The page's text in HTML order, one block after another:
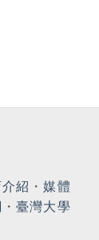
紹 ・媒體
・臺灣大學